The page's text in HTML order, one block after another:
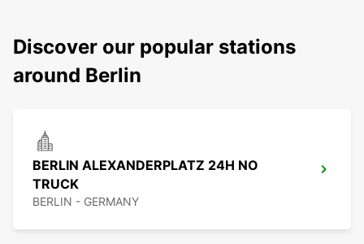
Discover our popular stations
around Berlin
BERLIN ALEXANDERPLATZ 24H NO
TRUCK
BERLIN - GERMANY